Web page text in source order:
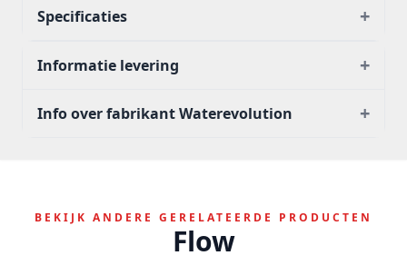
Specificaties +
Informatie levering +
Info over fabrikant Waterevolution +
BEKIJK ANDERE GERELATEERDE PRODUCTEN
Flow